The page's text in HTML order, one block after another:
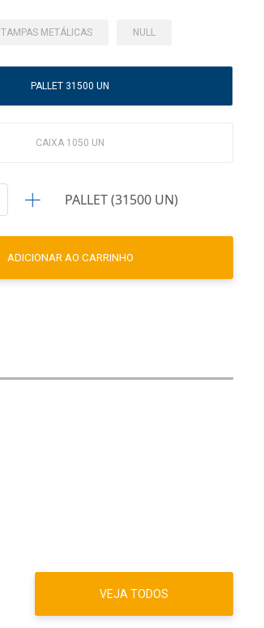
TAMPAS METÁLICAS NULL
PALLET 31500 UN
CAIXA 1050 UN
PALLET (31500 UN)
ADICIONAR AO CARRINHO
VEJA TODOS